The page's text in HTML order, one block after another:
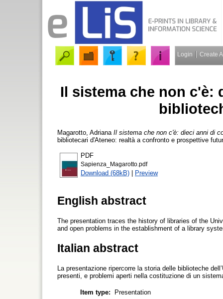
Login Create
Il sistema che non c'è:
Magarotto, Adriana Il sistema che non c'è: dieci anni di
bibliotecari d'Ateneo: realtà a confronto e prospettive
PDF
Sapienza_Magarotto.pdf
Download (68kB) | Preview
English abstract
The presentation traces the history of libraries of the
and open problems in the establishment of a library
Italian abstract
La presentazione ripercorre la storia delle biblioteche
presenti, e problemi aperti nella costituzione di un
Item type:
Presentation